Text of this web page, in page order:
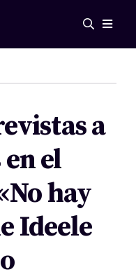
a
el
hay
Ideele